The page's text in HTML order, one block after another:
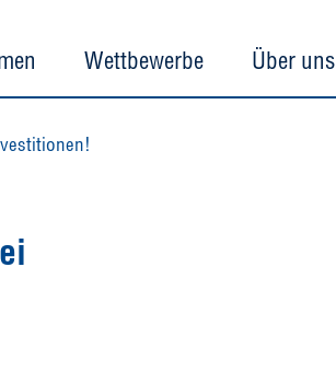
Wettbewerbe Über uns